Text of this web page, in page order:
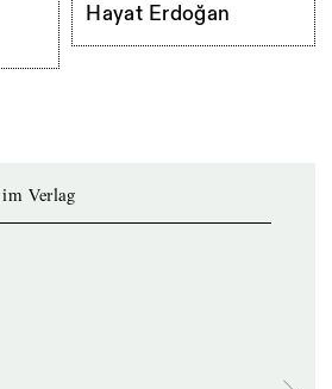
Hayat Erdoğan
Verlag